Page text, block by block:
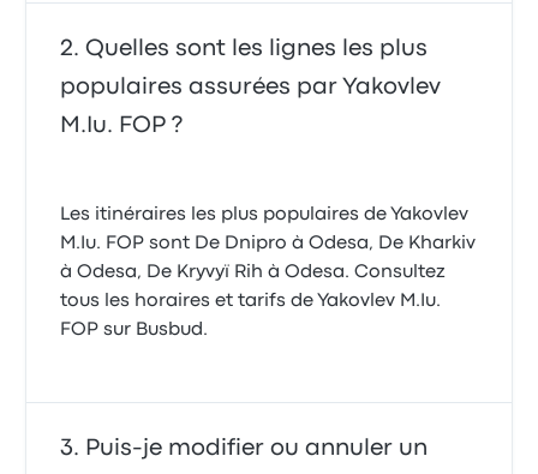
Quelles sont les lignes les plus
populaires assurées par Yakovlev
M.Iu. FOP ?
Les itinéraires les plus populaires de Yakovlev
M.Iu. FOP sont De Dnipro à Odesa, De Kharkiv
à Odesa, De Kryvyï Rih à Odesa. Consultez
tous les horaires et tarifs de Yakovlev M.Iu.
FOP sur Busbud.
Puis-je modifier ou annuler un